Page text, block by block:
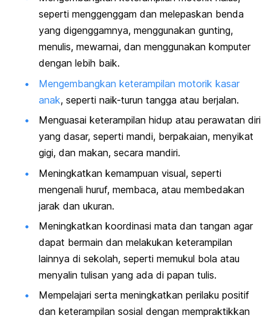
seperti menggenggam dan melepaskan benda
yang digenggamnya, menggunakan gunting,
menulis, mewarnai, dan menggunakan komputer
dengan lebih baik.
Mengembangkan keterampilan motorik kasar
anak, seperti naik-turun tangga atau berjalan.
Menguasai keterampilan hidup atau perawatan diri
yang dasar, seperti mandi, berpakaian, menyikat
gigi, dan makan, secara mandiri.
Meningkatkan kemampuan visual, seperti
mengenali huruf, membaca, atau membedakan
jarak dan ukuran.
Meningkatkan koordinasi mata dan tangan agar
dapat bermain dan melakukan keterampilan
lainnya di sekolah, seperti memukul bola atau
menyalin tulisan yang ada di papan tulis.
Mempelajari serta meningkatkan perilaku positif
dan keterampilan sosial dengan mempraktikkan